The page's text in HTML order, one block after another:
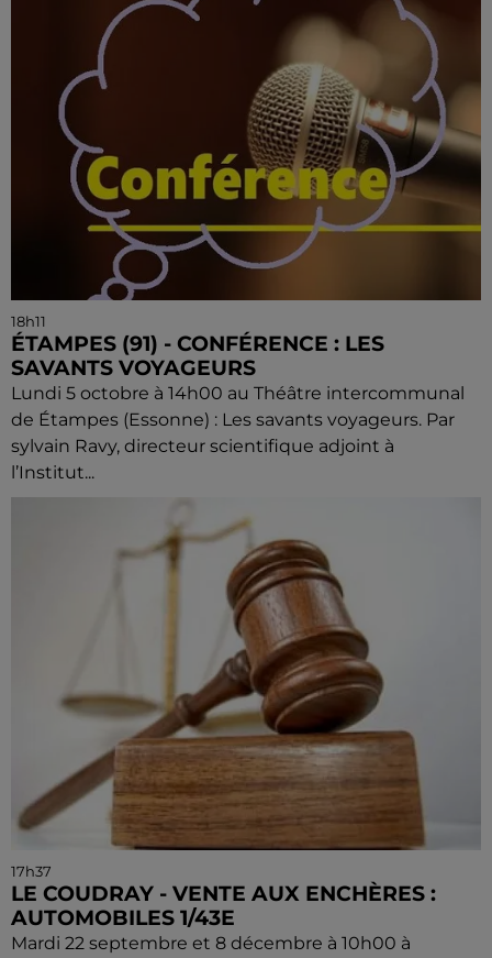
18h11
ÉTAMPES (91) - CONFÉRENCE : LES
SAVANTS VOYAGEURS
Lundi 5 octobre à 14h00 au Théâtre intercommunal
de Étampes (Essonne) : Les savants voyageurs. Par
sylvain Ravy, directeur scientifique adjoint à
l’Institut...
17h37
LE COUDRAY - VENTE AUX ENCHÈRES :
AUTOMOBILES 1/43E
Mardi 22 septembre et 8 décembre à 10h00 à